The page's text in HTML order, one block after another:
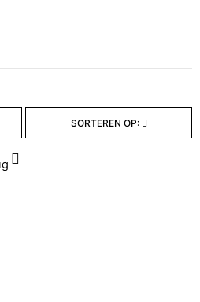
SORTEREN OP: